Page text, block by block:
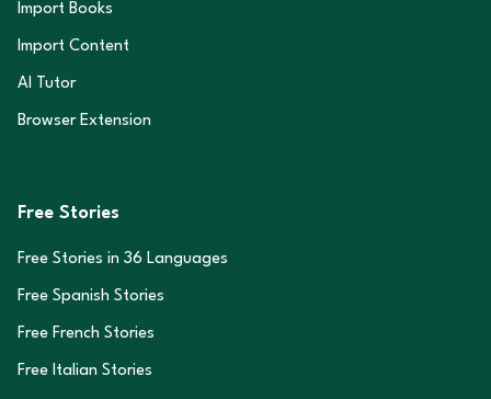
Import Books
Import Content
AI Tutor
Browser Extension
Free Stories
Free Stories in 36 Languages
Free Spanish Stories
Free French Stories
Free Italian Stories